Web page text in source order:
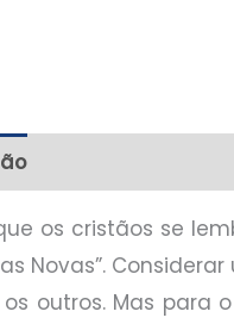
os cristãos se
Novas”.
outros. Mas para